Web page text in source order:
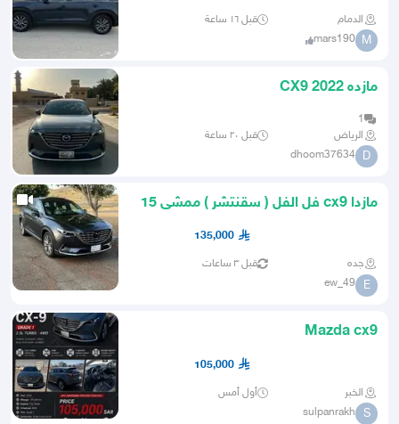
الدمام قبل ١٦ ساعة
M
mars190
مازده CX9 2022
1
الرياض
قبل ٢٠ ساعة
D
dhoom37634
مازدا cx9 فل الفل ( سقنتشر ) ممشى 15
135,000
جده قبل ٣ ساعات
E
ew_49
Mazda cx9
105,000
الخبر أول أمس
S
sulpanrakh